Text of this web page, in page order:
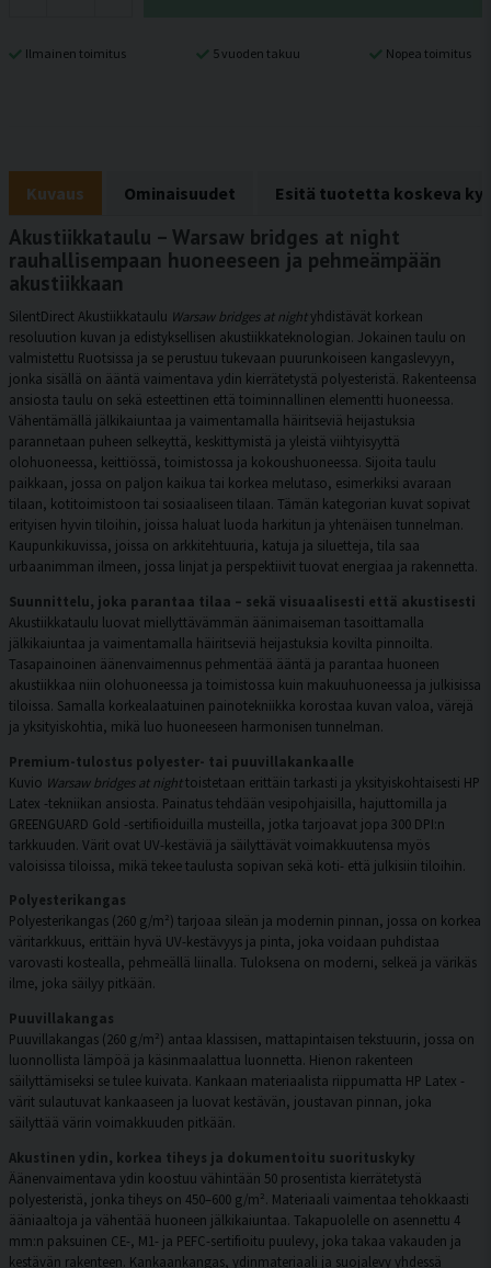
Ilmainen toimitus 5 vuoden takuu Nopea toimitus
Kuvaus Ominaisuudet Esitä tuotetta koskeva
Akustiikkataulu – Warsaw bridges at night
rauhallisempaan huoneeseen ja pehmeämpään
akustiikkaan
SilentDirect Akustiikkataulu Warsaw bridges at nightyhdistävät korkean
resoluution kuvan ja edistyksellisen akustiikkateknologian. Jokainen taulu on
valmistettu Ruotsissa ja se perustuu tukevaan puurunkoiseen kangaslevyyn,
jonka sisällä on ääntä vaimentava ydin kierrätetystä polyesteristä. Rakenteensa
ansiosta taulu on sekä esteettinen että toiminnallinen elementti huoneessa.
Vähentämällä jälkikaiuntaa ja vaimentamalla häiritseviä heijastuksia
parannetaan puheen selkeyttä, keskittymistä ja yleistä viihtyisyyttä
olohuoneessa, keittiössä, toimistossa ja kokoushuoneessa. Sijoita taulu
paikkaan, jossa on paljon kaikua tai korkea melutaso, esimerkiksi avaraan
tilaan, kotitoimistoon tai sosiaaliseen tilaan. Tämän kategorian kuvat sopivat
erityisen hyvin tiloihin, joissa haluat luoda harkitun ja yhtenäisen tunnelman.
Kaupunkikuvissa, joissa on arkkitehtuuria, katuja ja siluetteja, tila saa
urbaanimman ilmeen, jossa linjat ja perspektiivit tuovat energiaa ja rakennetta.
Suunnittelu, joka parantaa tilaa – sekä visuaalisesti että akustisesti
Akustiikkataulu luovat miellyttävämmän äänimaiseman tasoittamalla
jälkikaiuntaa ja vaimentamalla häiritseviä heijastuksia kovilta pinnoilta.
Tasapainoinen äänenvaimennus pehmentää ääntä ja parantaa huoneen
akustiikkaa niin olohuoneessa ja toimistossa kuin makuuhuoneessa ja julkisissa
tiloissa. Samalla korkealaatuinen painotekniikka korostaa kuvan valoa, värejä
ja yksityiskohtia, mikä luo huoneeseen harmonisen tunnelman.
Premium-tulostus polyester- tai puuvillakankaalle
Kuvio Warsaw bridges at nighttoistetaan erittäin tarkasti ja yksityiskohtaisesti HP
Latex -tekniikan ansiosta. Painatus tehdään vesipohjaisilla, hajuttomilla ja
GREENGUARD Gold -sertifioiduilla musteilla, jotka tarjoavat jopa 300 DPI:n
tarkkuuden. Värit ovat UV-kestäviä ja säilyttävät voimakkuutensa myös
valoisissa tiloissa, mikä tekee taulusta sopivan sekä koti- että julkisiin tiloihin.
Polyesterikangas
Polyesterikangas (260 g/m²) tarjoaa sileän ja modernin pinnan, jossa on korkea
väritarkkuus, erittäin hyvä UV-kestävyys ja pinta, joka voidaan puhdistaa
varovasti kostealla, pehmeällä liinalla. Tuloksena on moderni, selkeä ja värikäs
ilme, joka säilyy pitkään.
Puuvillakangas
Puuvillakangas (260 g/m²) antaa klassisen, mattapintaisen tekstuurin, jossa on
luonnollista lämpöä ja käsinmaalattua luonnetta. Hienon rakenteen
säilyttämiseksi se tulee kuivata. Kankaan materiaalista riippumatta HP Latex -
värit sulautuvat kankaaseen ja luovat kestävän, joustavan pinnan, joka
säilyttää värin voimakkuuden pitkään.
Akustinen ydin, korkea tiheys ja dokumentoitu suorituskyky
Äänenvaimentava ydin koostuu vähintään 50 prosentista kierrätetystä
polyesteristä, jonka tiheys on 450–600 g/m². Materiaali vaimentaa tehokkaasti
ääniaaltoja ja vähentää huoneen jälkikaiuntaa. Takapuolelle on asennettu 4
mm:n paksuinen CE-, M1- ja PEFC-sertifioitu puulevy, joka takaa vakauden ja
kestävän rakenteen. Kankaankangas, ydinmateriaali ja suojalevy yhdessä